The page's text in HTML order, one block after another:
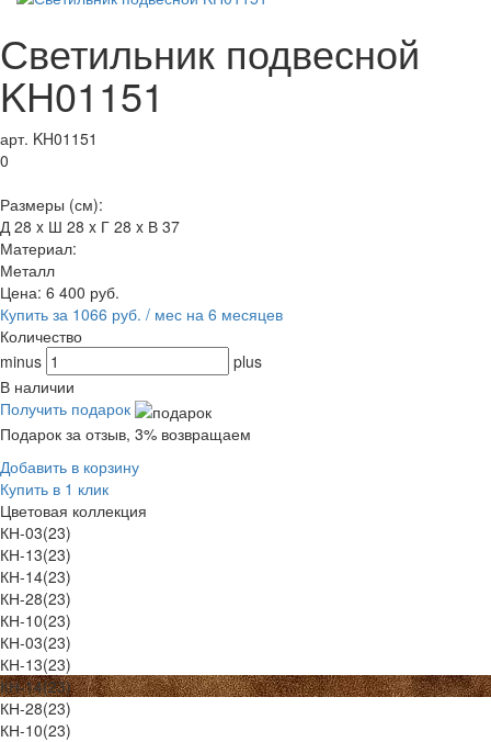
Светильник подвесной
KH01151
арт. KH01151
0
Размеры (см):
Д 28 x Ш 28 x Г 28 x В 37
Материал:
Металл
Цена: 6 400 руб.
Купить за 1066 руб. / мес на 6 месяцев
Количество
minus
plus
В наличии
Получить подарок
Подарок за отзыв, 3% возвращаем
Добавить в корзину
Купить в 1 клик
Цветовая коллекция
КН-03(23)
КН-13(23)
КН-14(23)
КН-28(23)
КН-10(23)
КН-03(23)
КН-13(23)
КН-14(23)
КН-28(23)
КН-10(23)